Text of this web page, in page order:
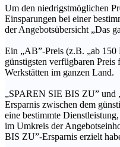
Um den niedrigstmöglichen
Einsparungen bei einer
der Angebotsübersicht „Das
Ein „AB”-Preis (z.B. „ab 150
günstigsten verfügbaren
Werkstätten im ganzen Land.
„SPAREN SIE BIS ZU” und
Ersparnis zwischen dem
eine bestimmte
im Umkreis der
BIS ZU”-Ersparnis erzielt